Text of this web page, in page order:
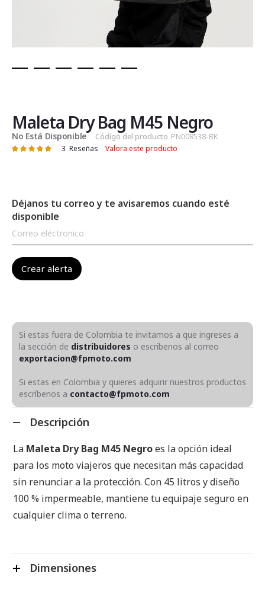
de
la
galería
de
Maleta Dry Bag M45 Negro
No Está Disponible Código del producto PN008538-BK
Valoración: 3 Reseñas Valora este producto
Déjanos tu correo y te avisaremos cuando esté
disponible
Si estas fuera de Colombia te invitamos a que ingreses a
la sección de distribuidores o escribenos al correo
exportacion@fpmoto.com
Si estas en Colombia y quieres adquirir nuestros productos
escríbenos a contacto@fpmoto.com
Descripción
La Maleta Dry Bag M45 Negroes la opción ideal
para los moto viajeros que necesitan más capacidad
sin renunciar a la protección. Con 45 litros y diseño
100 % impermeable, mantiene tu equipaje seguro en
cualquier clima o terreno.
Dimensiones